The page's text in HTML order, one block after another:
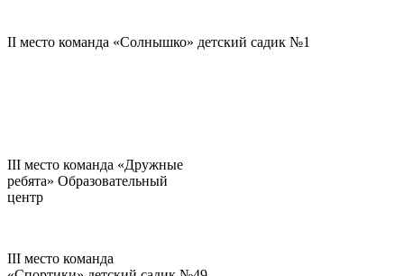
II место команда «Солнышко» детский садик №1
III место команда «Дружные
ребята» Образовательный
центр
III место команда